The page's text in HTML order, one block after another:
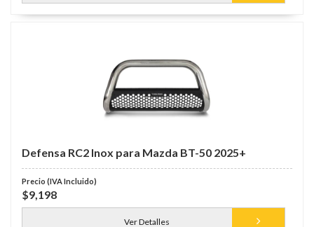
Defensa RC2 Inox para Mazda BT-50 2025+
$9,198
Ver Detalles